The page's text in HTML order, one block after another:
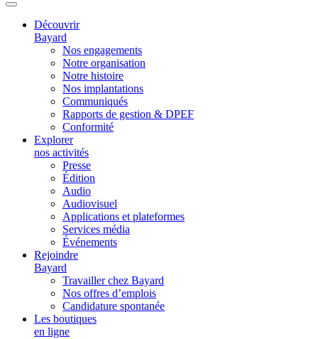
Découvrir
Bayard
Nos engagements
Notre organisation
Notre histoire
Nos implantations
Communiqués
Rapports de gestion & DPEF
Conformité
Explorer
nos activités
Presse
Édition
Audio
Audiovisuel
Applications et plateformes
Services média
Événements
Rejoindre
Bayard
Travailler chez Bayard
Nos offres d’emplois
Candidature spontanée
Les boutiques
en ligne